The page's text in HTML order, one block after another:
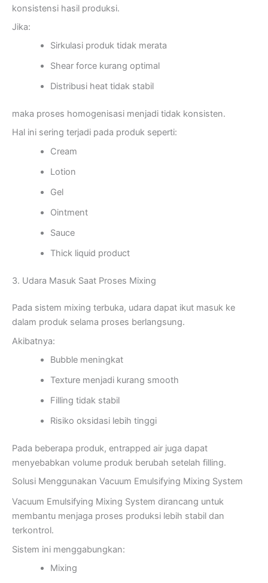
konsistensi hasil produksi.
Jika:
Sirkulasi produk tidak merata
Shear force kurang optimal
Distribusi heat tidak stabil
maka proses homogenisasi menjadi tidak konsisten.
Hal ini sering terjadi pada produk seperti:
Cream
Lotion
Gel
Ointment
Sauce
Thick liquid product
3. Udara Masuk Saat Proses Mixing
Pada sistem mixing terbuka, udara dapat ikut masuk ke
dalam produk selama proses berlangsung.
Akibatnya:
Bubble meningkat
Texture menjadi kurang smooth
Filling tidak stabil
Risiko oksidasi lebih tinggi
Pada beberapa produk, entrapped air juga dapat
menyebabkan volume produk berubah setelah filling.
Solusi Menggunakan Vacuum Emulsifying Mixing System
Vacuum Emulsifying Mixing System dirancang untuk
membantu menjaga proses produksi lebih stabil dan
terkontrol.
Sistem ini menggabungkan:
Mixing